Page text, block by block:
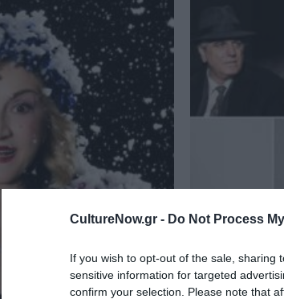
CultureNow.gr - Do Not Process
If you wish to opt-out of the sale, sharing
sensitive information for targeted
confirm your selection. Please note that